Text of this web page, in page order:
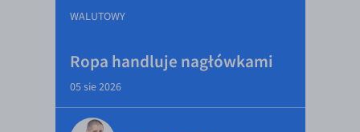
WALUTOWY
Ropa handluje nagłówkami
05 sie 2026